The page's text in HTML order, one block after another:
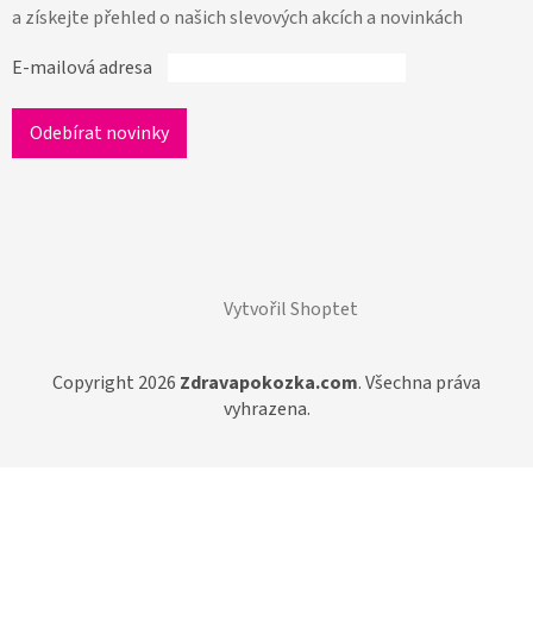
a získejte přehled o našich slevových akcích a novinkách
E-mailová adresa
Vytvořil Shoptet
Copyright 2026 Zdravapokozka.com. Všechna práva
vyhrazena.